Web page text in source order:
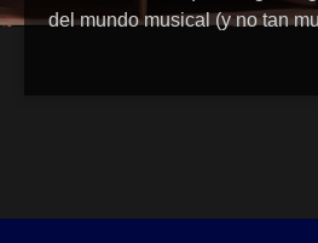
del mundo musical (y no tan